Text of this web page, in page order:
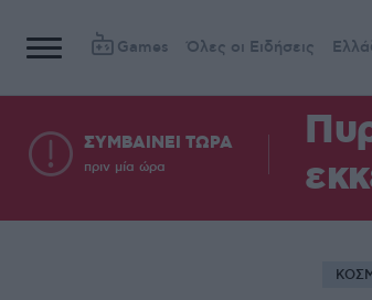
Games Όλες οι Ειδήσεις
ΣΥΜΒΑΙΝΕΙ ΤΩΡΑ
πριν μία ώρα